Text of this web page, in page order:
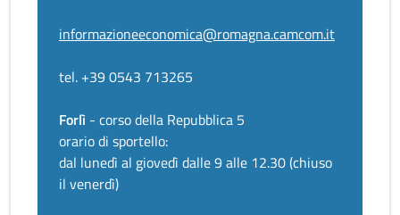
informazioneeconomica@romagna.camcom.it
tel. +39 0543 713265
Forlì - corso della Repubblica 5
orario di sportello:
dal lunedì al giovedì dalle 9 alle 12.30 (chiuso
il venerdì)